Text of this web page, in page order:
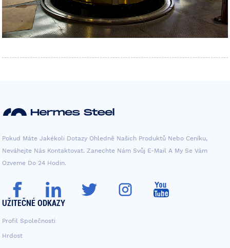
Pokud Máte Jakékoli Dotazy Ohledně Našich Produktů Nebo Ceníku,
Neváhejte Nás Kontaktovat. Zanechte Nám Svůj E-Mail A My Se Vám
Ozveme Do 24 Hodin.
UŽITEČNÉ ODKAZY
Profil Společnosti
Hrdost